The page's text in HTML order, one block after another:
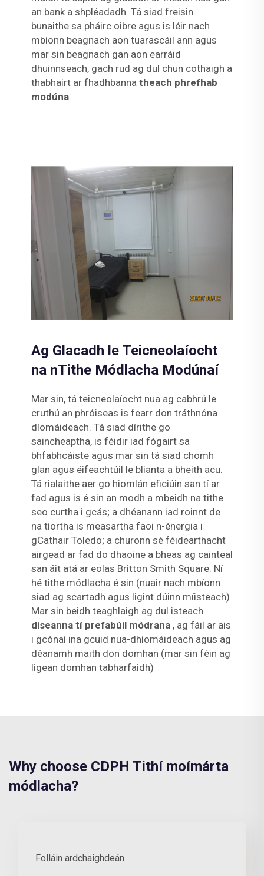
an bank a shpléadadh. Tá siad freisin
bunaithe sa pháirc oibre agus is léir nach
mbíonn beagnach aon tuarascáil ann agus
mar sin beagnach gan aon earráid
dhuinnseach, gach rud ag dul chun cothaigh a
thabhairt ar fhadhbanna theach phrefhab
modúna .
Ag Glacadh le Teicneolaíocht
na nTithe Módlacha Modúnaí
Mar sin, tá teicneolaíocht nua ag cabhrú le
cruthú an phróiseas is fearr don tráthnóna
díomáideach. Tá siad dírithe go
saincheaptha, is féidir iad fógairt sa
bhfabhcáiste agus mar sin tá siad chomh
glan agus éifeachtúil le blianta a bheith acu.
Tá rialaithe aer go hiomlán eficiúin san tí ar
fad agus is é sin an modh a mbeidh na tithe
seo curtha i gcás; a dhéanann iad roinnt de
na tíortha is measartha faoi n-énergia i
gCathair Toledo; a churonn sé féidearthacht
airgead ar fad do dhaoine a bheas ag cainteal
san áit atá ar eolas Britton Smith Square. Ní
hé tithe módlacha é sin (nuair nach mbíonn
siad ag scartadh agus ligint dúinn míisteach)
Mar sin beidh teaghlaigh ag dul isteach
diseanna tí prefabúil módrana , ag fáil ar ais
i gcónaí ina gcuid nua-dhíomáideach agus ag
déanamh maith don domhan (mar sin féin ag
ligean domhan tabharfaidh)
Why choose CDPH Tithí moímárta
módlacha?
Folláin ardchaighdeán